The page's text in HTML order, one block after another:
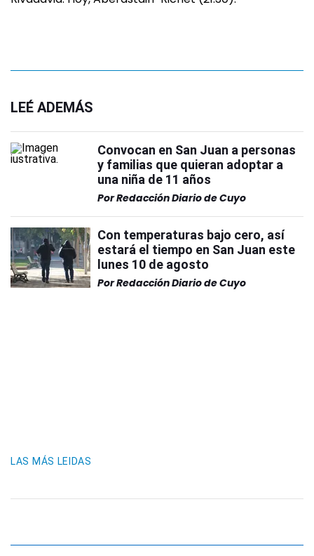
LEÉ ADEMÁS
Convocan en San Juan a personas
y familias que quieran adoptar a
una niña de 11 años
PorRedacción Diario de Cuyo
Con temperaturas bajo cero, así
estará el tiempo en San Juan este
lunes 10 de agosto
PorRedacción Diario de Cuyo
LAS MÁS LEIDAS